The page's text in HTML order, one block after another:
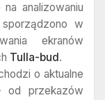
analizowaniu
w
ekranów
Tulla-bud .
o aktualne
od przekazów